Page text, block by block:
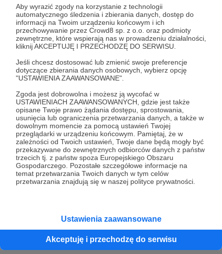
Aby wyrazić zgody na korzystanie z technologii
automatycznego śledzenia i zbierania danych, dostęp do
informacji na Twoim urządzeniu końcowym i ich
przechowywanie przez Crowd8 sp. z o.o. oraz podmioty
zewnętrzne, które wspierają nas w prowadzeniu działalności,
kliknij AKCEPTUJĘ I PRZECHODZĘ DO SERWISU.
Jeśli chcesz dostosować lub zmienić swoje preferencje
dotyczące zbierania danych osobowych, wybierz opcję
"USTAWIENIA ZAAWANSOWANE".
Zgoda jest dobrowolna i możesz ją wycofać w
USTAWIENIACH ZAAWANSOWANYCH, gdzie jest także
opisane Twoje prawo żądania dostępu, sprostowania,
usunięcia lub ograniczenia przetwarzania danych, a także w
dowolnym momencie za pomocą ustawień Twojej
przeglądarki w urządzeniu końcowym. Pamiętaj, że w
zależności od Twoich ustawień, Twoje dane będą mogły być
przekazywane do zewnętrznych odbiorców danych z państw
trzecich tj. z państw spoza Europejskiego Obszaru
Gospodarczego. Pozostałe szczegółowe informacje na
temat przetwarzania Twoich danych w tym celów
przetwarzania znajdują się w naszej polityce prywatności.
Ustawienia zaawansowane
Akceptuję i przechodzę do serwisu
#czołgi #wysoka #jezioroczorsztyńskie +7
Dołącz do grona Patronów!
Wesprzyj działalność AutoraTygodnik Podhalański
już teraz!